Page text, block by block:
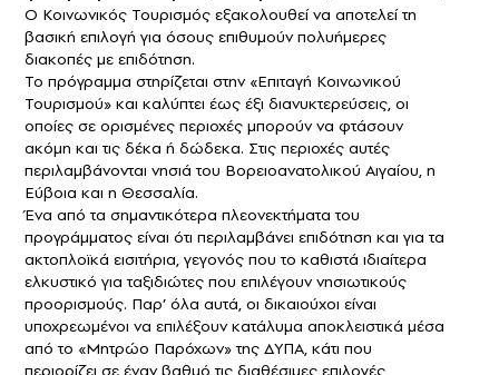
Ο Κοινωνικός Τουρισμός εξακολουθεί να αποτελεί τη
βασική επιλογή για όσους επιθυμούν πολυήμερες
διακοπές με επιδότηση.
Το πρόγραμμα στηρίζεται στην «Επιταγή Κοινωνικού
Τουρισμού» και καλύπτει έως έξι διανυκτερεύσεις, οι
οποίες σε ορισμένες περιοχές μπορούν να φτάσουν
ακόμη και τις δέκα ή δώδεκα. Στις περιοχές αυτές
περιλαμβάνονται νησιά του Βορειοανατολικού Αιγαίου, η
Εύβοια και η Θεσσαλία.
Ένα από τα σημαντικότερα πλεονεκτήματα του
προγράμματος είναι ότι περιλαμβάνει επιδότηση και για τα
ακτοπλοϊκά εισιτήρια, γεγονός που το καθιστά ιδιαίτερα
ελκυστικό για ταξιδιώτες που επιλέγουν νησιωτικούς
προορισμούς. Παρ’ όλα αυτά, οι δικαιούχοι είναι
υποχρεωμένοι να επιλέξουν κατάλυμα αποκλειστικά μέσα
από το «Μητρώο Παρόχων» της ΔΥΠΑ, κάτι που
περιορίζει σε έναν βαθμό τις διαθέσιμες επιλογές